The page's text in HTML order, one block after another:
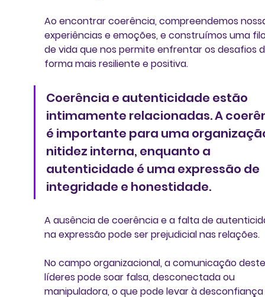
Ao encontrar coerência, compreendemos
experiências e emoções, e construímos uma
de vida que nos permite enfrentar os desafios
forma mais resiliente e positiva.
Coerência e autenticidade estão
intimamente relacionadas. A
é importante para uma
nitidez interna, enquanto a
autenticidade é uma expressão de
integridade e honestidade.
A ausência de coerência e a falta de
na expressão pode ser prejudicial nas relações.
No campo organizacional, a comunicação
líderes pode soar falsa, desconectada ou
manipuladora, o que pode levar à